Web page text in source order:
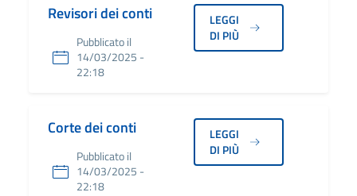
Revisori dei conti
Pubblicato il
14/03/2025 -
22:18
LEGGI
DI PIÙ
Corte dei conti
Pubblicato il
14/03/2025 -
22:18
LEGGI
DI PIÙ